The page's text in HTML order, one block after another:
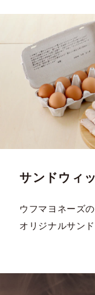
サンドウィ
ウフマヨネーズ
オリジナルサン